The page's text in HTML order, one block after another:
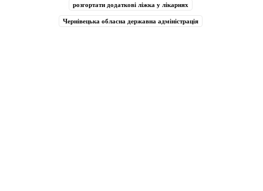
розгортати додаткові ліжка у лікарнях
Чернівецька обласна державна адміністрація